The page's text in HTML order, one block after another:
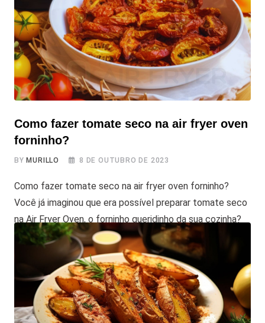
surpreendeu com uma
Como fazer tomate seco na air fryer oven
forninho?
BYMURILLO 8 DE OUTUBRO DE 2023
Como fazer tomate seco na air fryer oven forninho?
Você já imaginou que era possível preparar tomate seco
na Air Fryer Oven, o forninho queridinho da sua cozinha?
Se segura que vamos contar a receita tim tim por tim
tim! E principalmente mostrar de forma simples e direta,
passo a passo de como fazer tomate